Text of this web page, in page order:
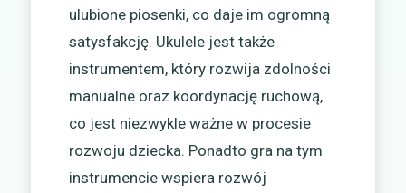
ulubione piosenki, co daje im ogromną
satysfakcję. Ukulele jest także
instrumentem, który rozwija zdolności
manualne oraz koordynację ruchową,
co jest niezwykle ważne w procesie
rozwoju dziecka. Ponadto gra na tym
instrumencie wspiera rozwój